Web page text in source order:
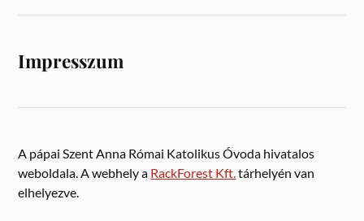
Impresszum
A pápai Szent Anna Római Katolikus Óvoda hivatalos
weboldala. A webhely a RackForest Kft.tárhelyén van
elhelyezve.